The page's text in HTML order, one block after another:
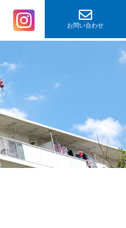
お問い合わせ